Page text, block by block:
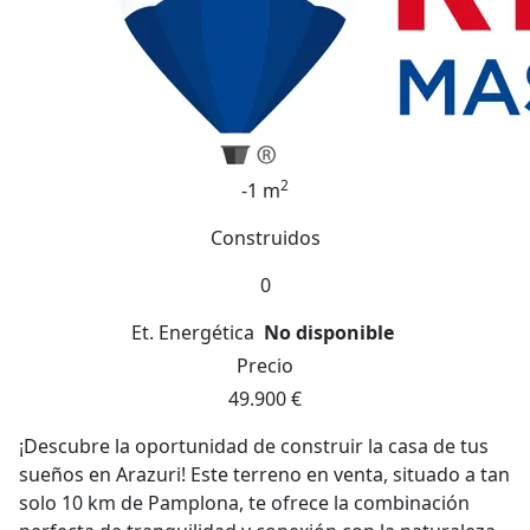
-1 m2
Construidos
0
Et. Energética No disponible
Precio
49.900 €
¡Descubre la oportunidad de construir la casa de tus
sueños en Arazuri! Este terreno en venta, situado a tan
solo 10 km de Pamplona, te ofrece la combinación